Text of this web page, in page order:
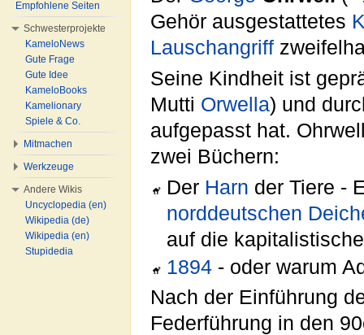
Gehör ausgestattetes
Lauschangriff
Seine Kindheit ist
Mutti Orwella) und
aufgepasst hat.
zwei Büchern:
Der Harn der Tiere -
norddeutschen
auf die
1894 - oder warum
Nach der Einführung
Federführung in den
Empfohlene Seiten
Schwesterprojekte
KameloNews
Gute Frage
Gute Idee
KameloBooks
Kamelionary
Spiele & Co.
Mitmachen
Werkzeuge
Andere Wikis
Uncyclopedia (en)
Wikipedia (de)
Wikipedia (en)
Stupidedia